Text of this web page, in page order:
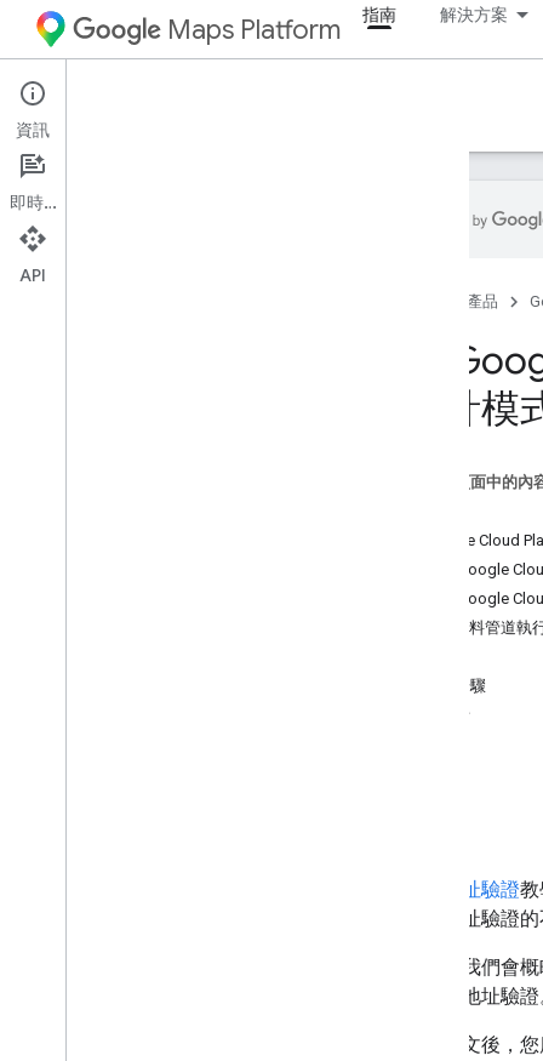
Maps Platform 指南 解決方案
Architecture Center
總覽
產品
在
設計模
這個頁面中的內
Google Cloud
在 Google
以 Google
從資料管道
後續步驟
貢獻者
大量地址驗證
大量地址驗證
首先，我們會
行大量地址驗
讀完本文後，
資訊
即時通訊
API